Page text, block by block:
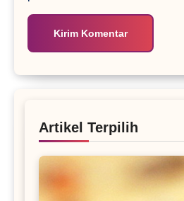
Artikel Terpilih